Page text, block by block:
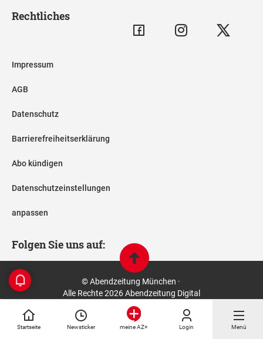
Startseite Newsticker meine AZ+ Login Menü
Rechtliches
Impressum
AGB
Datenschutz
Barrierefreiheitserklärung
Abo kündigen
Datenschutzeinstellungen
anpassen
Folgen Sie uns auf:
© Abendzeitung München ·
Alle Rechte 2026 Abendzeitung Digital